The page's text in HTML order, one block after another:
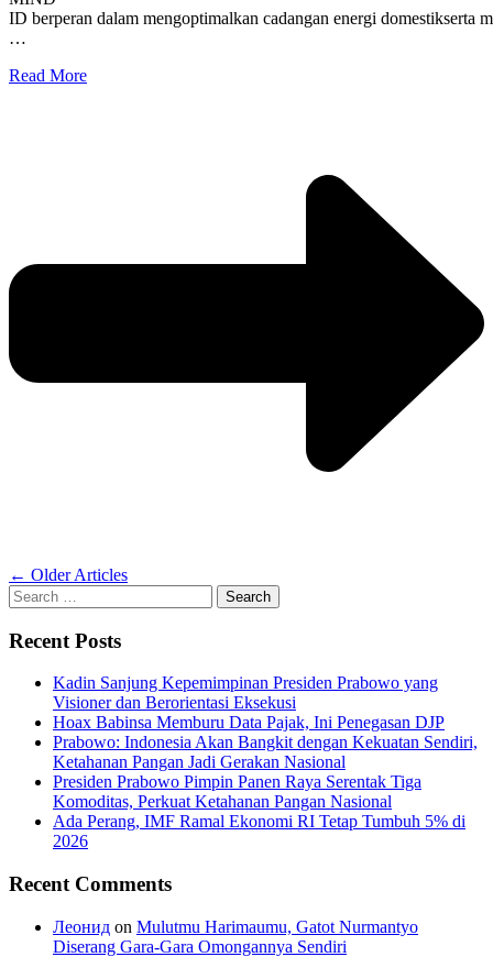
ID berperan dalam mengoptimalkan cadangan energi domestikserta
…
Read More
Posts
navigation
← Older Articles
Search
for:
Recent Posts
Kadin Sanjung Kepemimpinan Presiden Prabowo yang
Visioner dan Berorientasi Eksekusi
Hoax Babinsa Memburu Data Pajak, Ini Penegasan DJP
Prabowo: Indonesia Akan Bangkit dengan Kekuatan Sendiri,
Ketahanan Pangan Jadi Gerakan Nasional
Presiden Prabowo Pimpin Panen Raya Serentak Tiga
Komoditas, Perkuat Ketahanan Pangan Nasional
Ada Perang, IMF Ramal Ekonomi RI Tetap Tumbuh 5% di
2026
Recent Comments
Леонид on Mulutmu Harimaumu, Gatot Nurmantyo
Diserang Gara-Gara Omongannya Sendiri